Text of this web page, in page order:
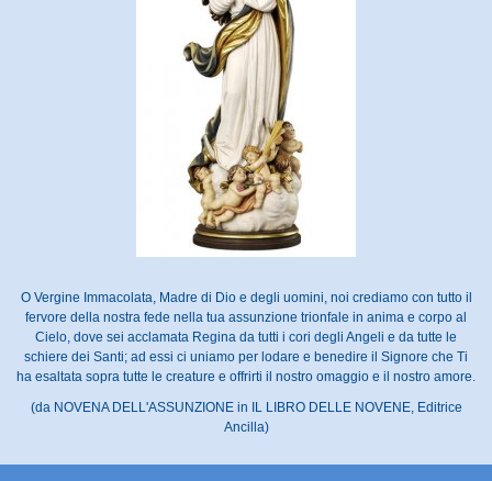
O Vergine Immacolata, Madre di Dio e degli uomini, noi crediamo con tutto il
fervore della nostra fede nella tua assunzione trionfale in anima e corpo al
Cielo, dove sei acclamata Regina da tutti i cori degli Angeli e da tutte le
schiere dei Santi; ad essi ci uniamo per lodare e benedire il Signore che Ti
ha esaltata sopra tutte le creature e offrirti il nostro omaggio e il nostro amore.
(da NOVENA DELL'ASSUNZIONE in IL LIBRO DELLE NOVENE, Editrice
Ancilla)